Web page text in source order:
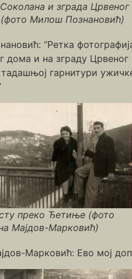
и зграда Црвеног
Милош Познановић)
“Ретка
дома и на зграду
тадашњој гарнитури
преко Ђетиње (фото
Мајдов-Марковић)
Марковић: Ево мој